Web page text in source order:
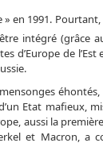
en 1991. Pourtant,
intégré (grâce
d’Europe de
Etat mafieux,
aussi la
et Macron, a